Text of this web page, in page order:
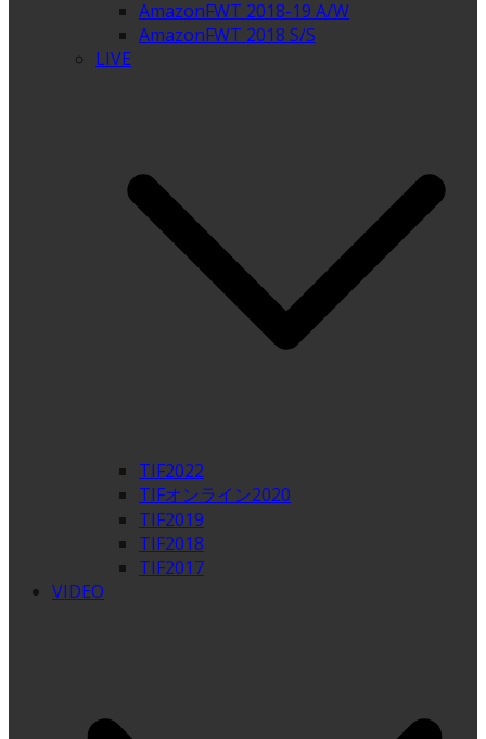
AmazonFWT 2018-19 A/W
AmazonFWT 2018 S/S
LIVE
TIF2022
TIFオンライン2020
TIF2019
TIF2018
TIF2017
VIDEO